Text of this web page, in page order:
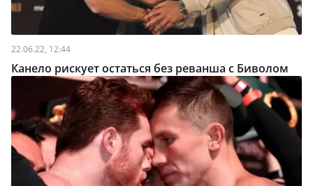
22.06.22, 12:44
Канело рискует остаться без реванша с Биволом